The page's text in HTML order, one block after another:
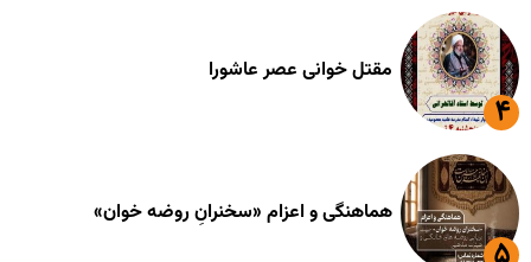
مقتل خوانی عصر عاشورا
هماهنگی و اعزام «سخنرانِ روضه خوان»